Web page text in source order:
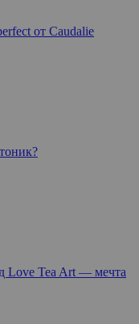
от Caudalie
Love Tea Art — мечта